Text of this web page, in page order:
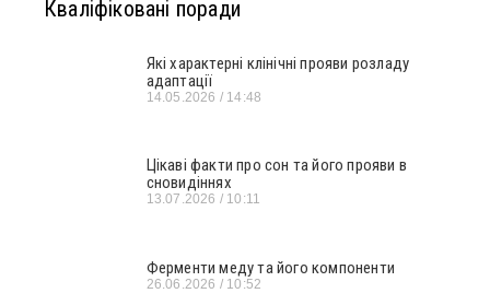
Кваліфіковані поради
Які характерні клінічні прояви розладу
адаптації
14.05.2026 14:48
Цікаві факти про сон та його прояви в
сновидіннях
13.07.2026 10:11
Ферменти меду та його компоненти
26.06.2026 10:52